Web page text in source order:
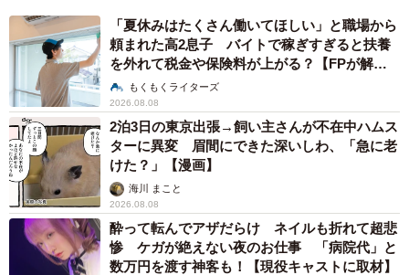
「夏休みはたくさん働いてほしい」と職場から
頼まれた高2息子 バイトで稼ぎすぎると扶養
を外れて税金や保険料が上がる？【FPが解
説】もくもくライターズ
2026.08.08
2泊3日の東京出張→飼い主さんが不在中ハムス
ターに異変 眉間にできた深いしわ、「急に老
けた？」【漫画】
海川 まこと
2026.08.08
酔って転んでアザだらけ ネイルも折れて超悲
惨 ケガが絶えない夜のお仕事 「病院代」と
数万円を渡す神客も！【現役キャストに取材】